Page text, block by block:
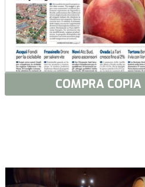
COMPRA COPIA